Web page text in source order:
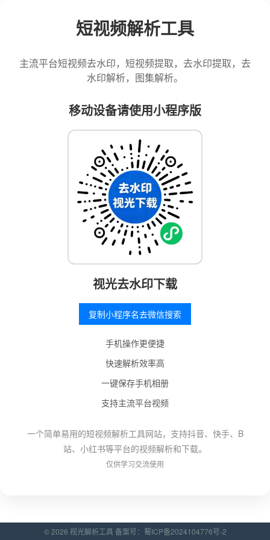
短视频解析工具
主流平台短视频去水印，短视频提取，去水印提取，去
水印解析，图集解析。
移动设备请使用小程序版
视光去水印下载
复制小程序名去微信搜索
手机操作更便捷
快速解析效率高
一键保存手机相册
支持主流平台视频
一个简单易用的短视频解析工具网站，支持抖音、快手、B
站、小红书等平台的视频解析和下载。
仅供学习交流使用
© 2026 视光解析工具 备案号： 蜀ICP备2024104776号-2